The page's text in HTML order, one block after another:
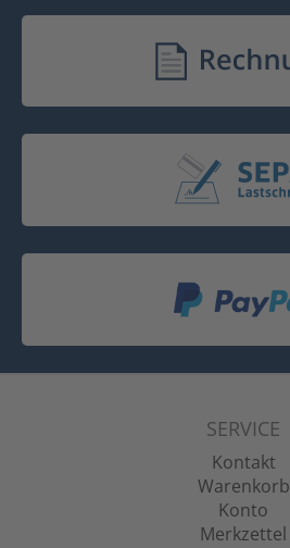
SERVICE
Kontakt
Warenkorb
Konto
Merkzettel